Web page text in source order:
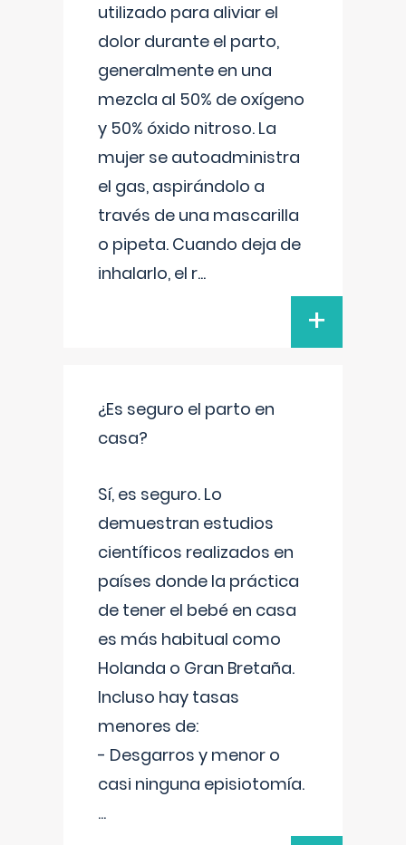
utilizado para aliviar el
dolor durante el parto,
generalmente en una
mezcla al 50% de oxígeno
y 50% óxido nitroso. La
mujer se autoadministra
el gas, aspirándolo a
través de una mascarilla
o pipeta. Cuando deja de
inhalarlo, el r...
+
¿Es seguro el parto en
casa?
Sí, es seguro. Lo
demuestran estudios
científicos realizados en
países donde la práctica
de tener el bebé en casa
es más habitual como
Holanda o Gran Bretaña.
Incluso hay tasas
menores de:
- Desgarros y menor o
casi ninguna episiotomía.
...